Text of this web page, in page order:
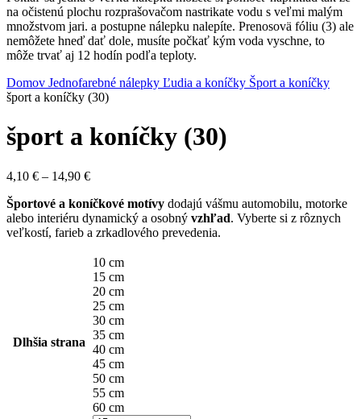
na očistenú plochu rozprašovačom nastrikate vodu s veľmi malým
množstvom jari. a postupne nálepku nalepíte. Prenosovä fóliu (3) ale
nemôžete hneď dať dole, musíte počkať kým voda vyschne, to
môže trvať aj 12 hodín podľa teploty.
Domov Jednofarebné nálepky Ľudia a koníčky Šport a koníčky
šport a koníčky (30)
šport a koníčky (30)
4,10 € – 14,90 €Price
4,10 €
through
14,90 €
Športové a koníčkové motívy dodajú vášmu automobilu, motorke
alebo interiéru dynamický a osobný vzhľad. Vyberte si z rôznych
veľkostí, farieb a zrkadlového prevedenia.
Dlhšia strana
10 cm
15 cm
20 cm
25 cm
30 cm
35 cm
40 cm
45 cm
50 cm
55 cm
60 cm